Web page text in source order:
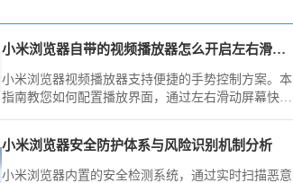
小米浏览器自带的视频播放器怎么开启左右滑动调亮度
小米浏览器视频播放器支持便捷的手势控制方案。本
指南教您如何配置播放界面，通过左右滑动屏幕快速
小米浏览器安全防护体系与风险识别机制分析
小米浏览器内置的安全检测系统，通过实时扫描恶意